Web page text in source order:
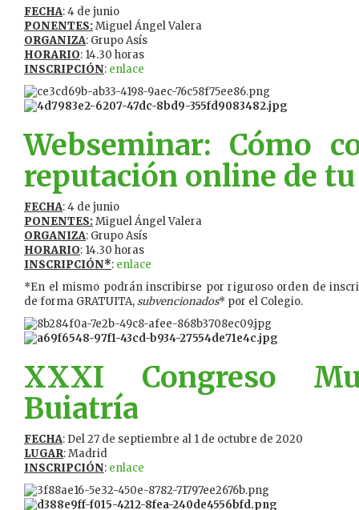
FECHA: 4 de junio
PONENTES:Miguel Ángel Valera
ORGANIZA: Grupo Asís
HORARIO: 14.30 horas
INSCRIPCIÓN: enlace
Webseminar: Cómo
reputación online de
FECHA: 4 de junio
PONENTES:Miguel Ángel Valera
ORGANIZA: Grupo Asís
HORARIO: 14.30 horas
INSCRIPCIÓN*: enlace
*En el mismo podrán inscribirse por riguroso orden de
de forma GRATUITA,subvencionados* por el Colegio.
XXXI Congreso
Buiatría
FECHA: Del 27 de septiembre al 1 de octubre de 2020
LUGAR: Madrid
INSCRIPCIÓN: enlace